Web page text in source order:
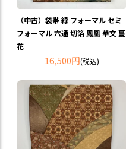
（中古）袋帯 緑 フォーマル セミ
フォーマル 六通 切箔 鳳凰 華文 蔓
花
16,500円(税込)